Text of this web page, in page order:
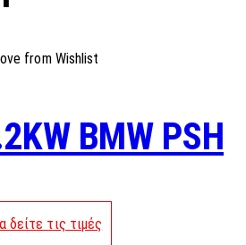
from Wishlist
BMW PSH
δείτε τις τιμές